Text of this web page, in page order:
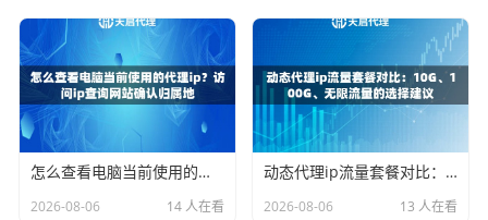
无需输入密码。
请务必妥善保管这些信息，后续配置将直接使用。
具体配置方法详解
根据你的使用场景，配置方法有所不同。以下是几种最常见
怎么查看电脑当前使用的代理ip？访问ip查询网站确认归属地
2026-08-06 14 人在看
动态代理ip流量套餐对比：10G、100G、无限流量的选择建议
2026-08-06 13 人在看